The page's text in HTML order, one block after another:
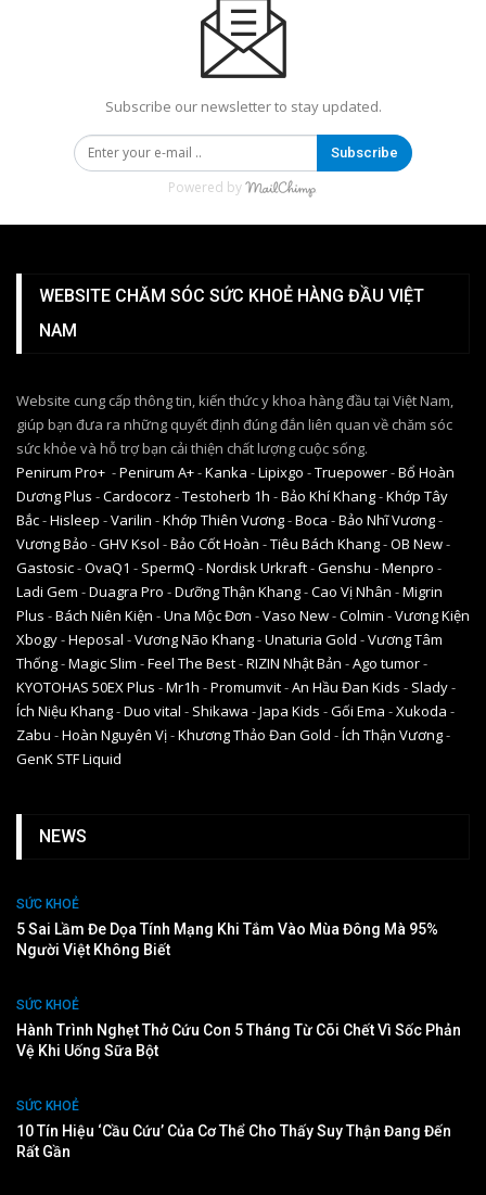
Subscribe our newsletter to stay updated.
Subscribe
Powered by
WEBSITE CHĂM SÓC SỨC KHOẺ HÀNG ĐẦU VIỆT
NAM
Website cung cấp thông tin, kiến thức y khoa hàng đầu tại Việt Nam,
giúp bạn đưa ra những quyết định đúng đắn liên quan về chăm sóc
sức khỏe và hỗ trợ bạn cải thiện chất lượng cuộc sống.
Penirum Pro+ -Penirum A+-Kanka -Lipixgo -Truepower-Bổ Hoàn
Dương Plus -Cardocorz -Testoherb 1h -Bảo Khí Khang-Khớp Tây
Bắc-Hisleep -Varilin -Khớp Thiên Vương-Boca -Bảo Nhĩ Vương-
Vương Bảo -GHV Ksol -Bảo Cốt Hoàn -Tiêu Bách Khang-OB New-
Gastosic-OvaQ1 - SpermQ -Nordisk Urkraft-Genshu -Menpro -
Ladi Gem -Duagra Pro -Dưỡng Thận Khang-Cao Vị Nhân -Migrin
Plus -Bách Niên Kiện -Una Mộc Đơn -Vaso New-Colmin -Vương Kiện
Xbogy-Heposal -Vương Não Khang-Unaturia Gold -Vương Tâm
Thống-Magic Slim -Feel The Best-RIZIN Nhật Bản -Ago tumor-
KYOTOHAS 50EX Plus -Mr1h -Promumvit-An Hầu Đan Kids - Slady-
Ích Niệu Khang-Duo vital - Shikawa -Japa Kids -Gối Ema -Xukoda -
Zabu -Hoàn Nguyên Vị-Khương Thảo Đan Gold -Ích Thận Vương-
GenK STF Liquid
NEWS
SỨC KHOẺ
5 Sai Lầm Đe Dọa Tính Mạng Khi Tắm Vào Mùa Đông Mà 95%
Người Việt Không Biết
SỨC KHOẺ
Hành Trình Nghẹt Thở Cứu Con 5 Tháng Từ Cõi Chết Vì Sốc Phản
Vệ Khi Uống Sữa Bột
SỨC KHOẺ
10 Tín Hiệu ‘cầu Cứu’ Của Cơ Thể Cho Thấy Suy Thận Đang Đến
Rất Gần